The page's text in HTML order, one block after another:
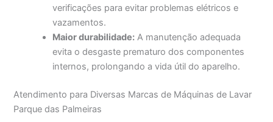
verificações para evitar problemas elétricos e
vazamentos.
Maior durabilidade: A manutenção adequada
evita o desgaste prematuro dos componentes
internos, prolongando a vida útil do aparelho.
Atendimento para Diversas Marcas de Máquinas de Lavar
Parque das Palmeiras